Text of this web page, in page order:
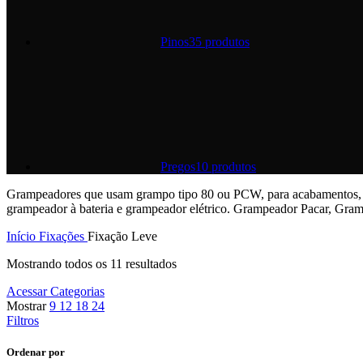
Pinos35 produtos
Pregos10 produtos
Grampeadores que usam grampo tipo 80 ou PCW, para
grampeador à bateria e grampeador elétrico. Grampeador Pacar,
Início Fixações Fixação Leve
Mostrando todos os 11 resultados
Acessar Categorias
Mostrar9 12 18 24
Filtros
Ordenar por